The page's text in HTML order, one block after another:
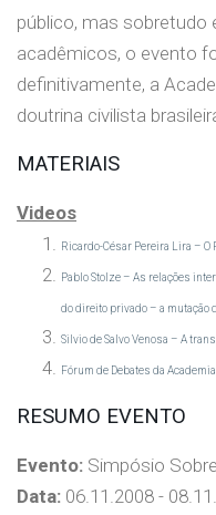
público, mas sobretudo
acadêmicos, o evento
definitivamente, a
doutrina civilista
MATERIAIS
Videos
Ricardo-César Pereira Lira – O
Pablo Stolze – As relações
do direito privado – a mutação
Silvio de Salvo Venosa – A
Fórum de Debates da
RESUMO EVENTO
Evento: Simpósio
Data: 06.11.2008 -